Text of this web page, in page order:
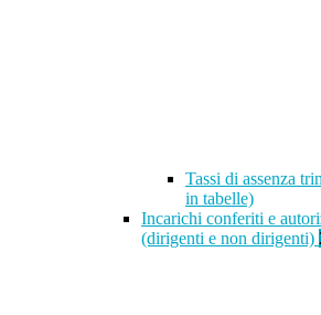
Tassi di assenza
in tabelle)
Incarichi conferiti e
(dirigenti e non dirigenti)